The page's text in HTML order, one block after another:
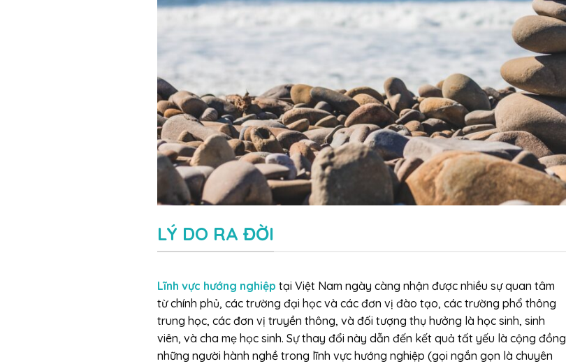
LÝ DO RA ĐỜI
Lĩnh vực hướng nghiệp tại Việt Nam ngày càng nhận được nhiều sự quan tâm
từ chính phủ, các trường đại học và các đơn vị đào tạo, các trường phổ thông
trung học, các đơn vị truyền thông, và đối tượng thụ hưởng là học sinh, sinh
viên, và cha mẹ học sinh. Sự thay đổi này dẫn đến kết quả tất yếu là cộng đồng
những người hành nghề trong lĩnh vực hướng nghiệp (gọi ngắn gọn là chuyên